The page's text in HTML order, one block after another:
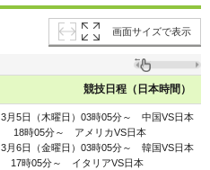
画面サイズで表示
競技日程（日本時間）
3月5日（木曜日）03時05分～ 中国VS日本
18時05分～ アメリカVS日本
3月6日（金曜日）03時05分～ 韓国VS日本
17時05分～ イタリアVS日本